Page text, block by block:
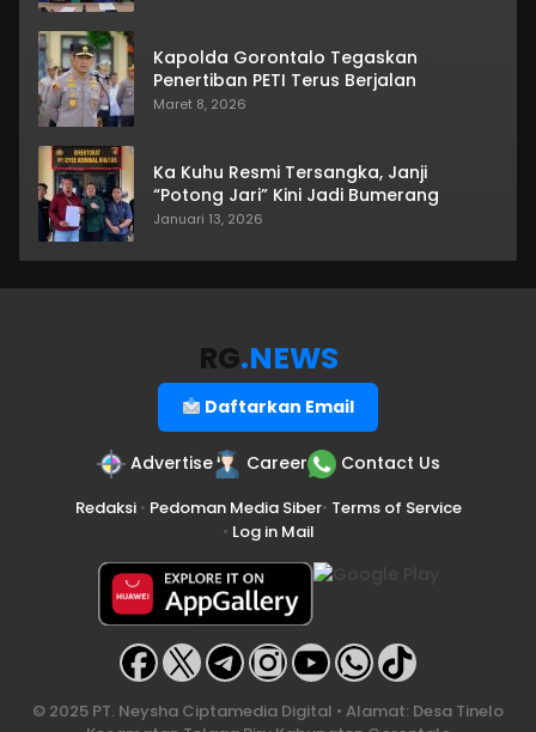
Kapolda Gorontalo Tegaskan
Penertiban PETI Terus Berjalan
Maret 8, 2026
Ka Kuhu Resmi Tersangka, Janji
“Potong Jari” Kini Jadi Bumerang
Januari 13, 2026
RG.NEWS
Daftarkan Email
Advertise Career Contact Us
Redaksi• Pedoman Media Siber• Terms of Service
• Log in Mail
© 2025 PT. Neysha Ciptamedia Digital • Alamat: Desa Tinelo